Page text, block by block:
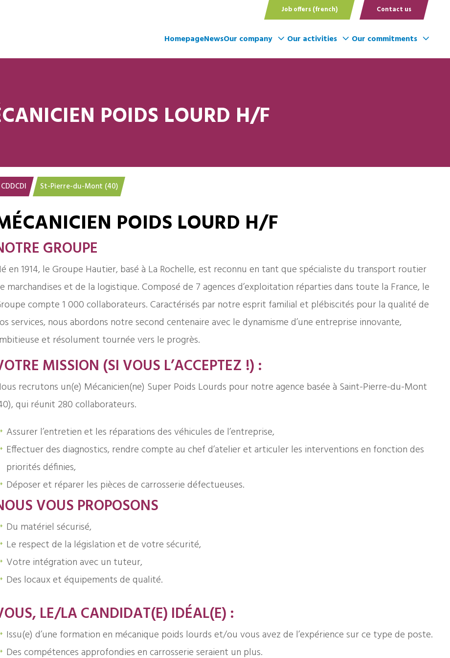
Job offers (french) Contact us
HomepageNewsOur company Our activities Our commitments
POIDS LOURD H/F
CDDCDI St-Pierre-du-Mont (40)
POIDS LOURD H/F
GROUPE
en 1914, le Groupe Hautier, basé à La Rochelle, est reconnu en tant que spécialiste du transport routier
marchandises et de la logistique. Composé de 7 agences d’exploitation réparties dans toute la France, le
compte 1 000 collaborateurs. Caractérisés par notre esprit familial et plébiscités pour la qualité de
services, nous abordons notre second centenaire avec le dynamisme d’une entreprise innovante,
et résolument tournée vers le progrès.
MISSION (SI VOUS L’ACCEPTEZ !) :
recrutons un(e) Mécanicien(ne) Super Poids Lourds pour notre agence basée à Saint-Pierre-du-Mont
qui réunit 280 collaborateurs.
Assurer l’entretien et les réparations des véhicules de l’entreprise,
Effectuer des diagnostics, rendre compte au chef d’atelier et articuler les interventions en fonction des
priorités définies,
Déposer et réparer les pièces de carrosserie défectueuses.
VOUS PROPOSONS
Du matériel sécurisé,
Le respect de la législation et de votre sécurité,
Votre intégration avec un tuteur,
Des locaux et équipements de qualité.
LE/LA CANDIDAT(E) IDÉAL(E) :
Issu(e) d’une formation en mécanique poids lourds et/ou vous avez de l’expérience sur ce type de poste.
Des compétences approfondies en carrosserie seraient un plus.